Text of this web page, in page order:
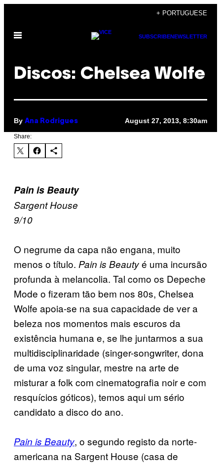
content
+ PORTUGUESE
Open
SUBSCRIBENEWSLETTER
Discos: Chelsea Wolfe
By Ana Rodrigues August 27, 2013, 8:30am
Share:
Pain is Beauty
Sargent House
9/10
O negrume da capa não engana, muito
menos o título. Pain is Beautyé uma incursão
profunda à melancolia. Tal como os Depeche
Mode o fizeram tão bem nos 80s, Chelsea
Wolfe apoia-se na sua capacidade de ver a
beleza nos momentos mais escuros da
existência humana e, se lhe juntarmos a sua
multidisciplinaridade (singer-songwriter, dona
de uma voz singular, mestre na arte de
misturar a folk com cinematografia noir e com
resquícios góticos), temos aqui um sério
candidato a disco do ano.
Pain is Beauty, o segundo registo da norte-
americana na Sargent House (casa de